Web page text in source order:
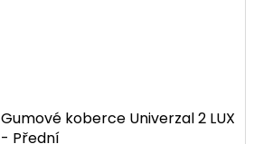
Gumové koberce Univerzal 2 LUX
- Přední